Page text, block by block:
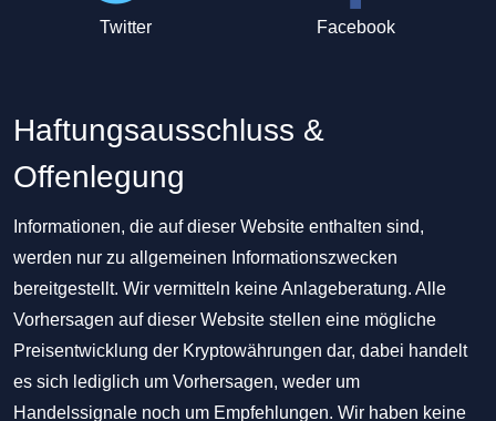
Twitter Facebook
Haftungsausschluss &
Offenlegung
Informationen, die auf dieser Website enthalten sind,
werden nur zu allgemeinen Informationszwecken
bereitgestellt. Wir vermitteln keine Anlageberatung. Alle
Vorhersagen auf dieser Website stellen eine mögliche
Preisentwicklung der Kryptowährungen dar, dabei handelt
es sich lediglich um Vorhersagen, weder um
Handelssignale noch um Empfehlungen. Wir haben keine